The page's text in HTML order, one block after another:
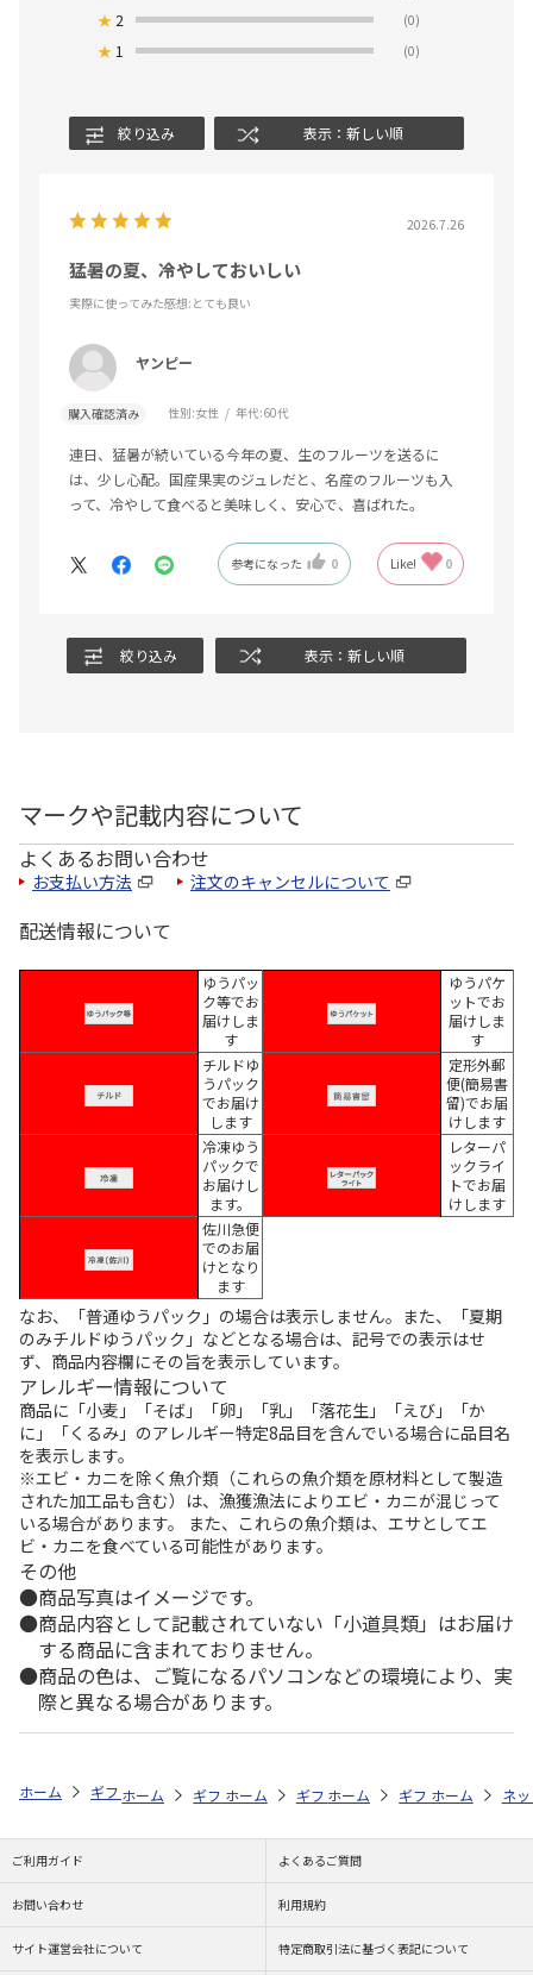
★ 2 (0)
★ 1 (0)
絞り込み 表示：新しい順
2026.7.26
猛暑の夏、冷やしておいしい
実際に使ってみた感想:とても良い
ヤンピー
購入確認済み 性別:女性 年代:60代
連日、猛暑が続いている今年の夏、生のフルーツを送るに
は、少し心配。国産果実のジュレだと、名産のフルーツも入
って、冷やして食べると美味しく、安心で、喜ばれた。
参考になった 0 Like! 0
絞り込み 表示：新しい順
マークや記載内容について
よくあるお問い合わせ
お支払い方法 注文のキャンセルについて
配送情報について
ゆうパッ
ク等でお
届けしま
す
ゆうパケ
ットでお
届けしま
す
チルドゆ
うパック
でお届け
します
定形外郵
便(簡易書
留)でお届
けします
冷凍ゆう
パックで
お届けし
ます。
レターパ
ックライ
トでお届
けします
佐川急便
でのお届
けとなり
ます
なお、「普通ゆうパック」の場合は表示しません。また、「夏期
のみチルドゆうパック」などとなる場合は、記号での表示はせ
ず、商品内容欄にその旨を表示しています。
アレルギー情報について
商品に「小麦」「そば」「卵」「乳」「落花生」「えび」「か
に」「くるみ」のアレルギー特定8品目を含んでいる場合に品目名
を表示します。
※エビ・カニを除く魚介類（これらの魚介類を原材料として製造
された加工品も含む）は、漁獲漁法によりエビ・カニが混じって
いる場合があります。 また、これらの魚介類は、エサとしてエ
ビ・カニを食べている可能性があります。
その他
商品写真はイメージです。
商品内容として記載されていない「小道具類」はお届け
する商品に含まれておりません。
商品の色は、ご覧になるパソコンなどの環境により、実
際と異なる場合があります。
ホーム ギフトストア お中元・夏ギフト特集 2026 お菓子・スイーツ
ホーム ギフトストア お中元・夏ギフト特集 2026
ホーム ギフトストア お中元・夏ギフト
ホーム ギフトストア お
ホーム ネ
ご利用ガイド よくあるご質問
お問い合わせ 利用規約
サイト運営会社について 特定商取引法に基づく表記について